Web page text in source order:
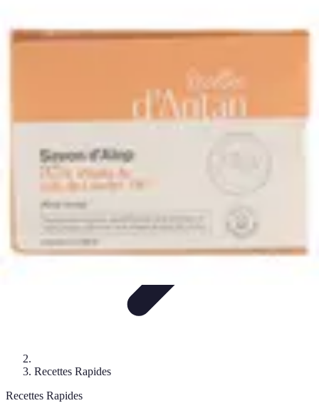
Recettes de Papillote
MarinadesRecettes de Poisson
Recettes Rapides
Recettes Rapides